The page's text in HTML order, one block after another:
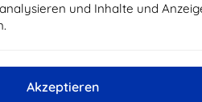
und Inhalte und
Akzeptieren
Maßgeschneidert
11,61 €
Auf Lager > 5 Stk.